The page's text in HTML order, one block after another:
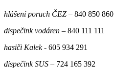
hlášení poruch ČEZ – 840 850 860
dispečink vodáren – 840 111 111
hasiči Kalek- 605 934 291
dispečink SUS – 724 165 392